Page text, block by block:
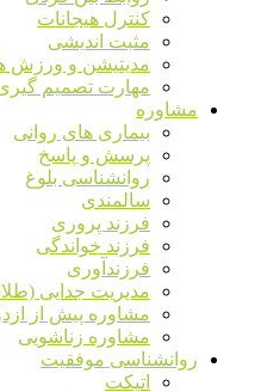
کنترل هیجانات
مثبت اندیشی
مدیتیشن و ورزش
مهارت تصمیم
مشاوره
بیماری های روانی
پرسش و پاسخ
روانشناسی بلوغ
سالمندی
فرزند پروری
فرزند خواندگی
فرزندآوری
مدیریت جدایی
مشاوره پیش از
مشاوره زناشویی
روانشناسی موفقیت
اتیکت